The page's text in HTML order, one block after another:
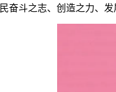
奋斗之志、创造之力、